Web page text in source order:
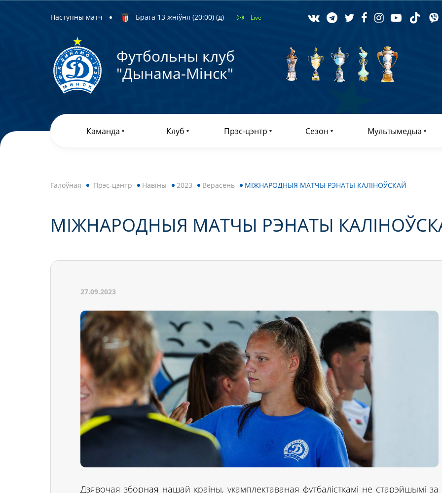
Наступны матч Брага 13 жніўня (20:00) (д) Live
Футбольны клуб
"Дынама-Мiнск"
Каманда Клуб Прэс-цэнтр Сезон Мультымедыа
Галоўная Прэс-цэнтр Навiны 2023 Верасень МІЖНАРОДНЫЯ МАТЧЫ РЭНАТЫ КАЛІНОЎСКАЙ
МІЖНАРОДНЫЯ МАТЧЫ РЭНАТЫ
27.09.2023
Дзявочая зборная нашай краіны, укамплектаваная футбалісткамі не старэйшымі за